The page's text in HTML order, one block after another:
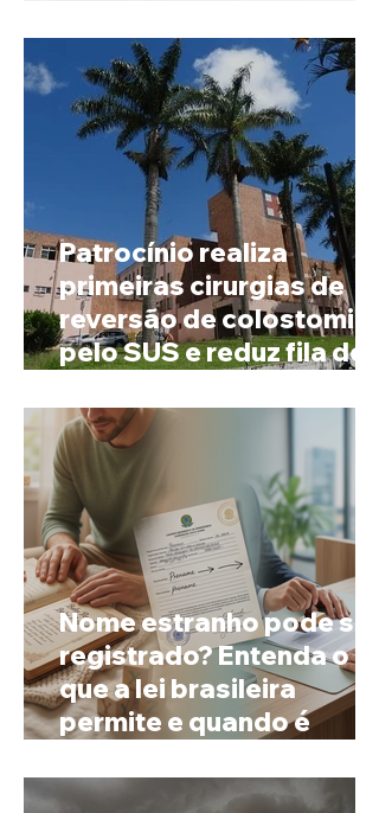
4 mil habitantes
Patrocínio realiza
primeiras cirurgias de
reversão de colostomia
pelo SUS e reduz fila de
Nome estranho pode ser
registrado? Entenda o
que a lei brasileira
permite e quando é
prenome